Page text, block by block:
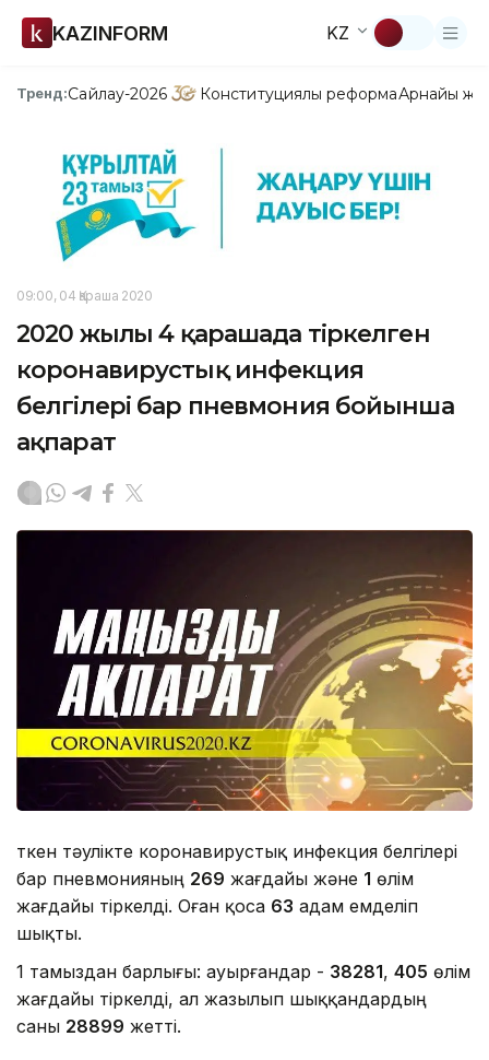
KAZINFORM KZ
Тренд:Сайлау-2026 Конституциялық реформаАрнайы
09:00, 04 Қараша 2020
2020 жылғы 4 қарашада тіркелген
коронавирустық инфекция
белгілері бар пневмония бойынша
ақпарат
Өткен тәулікте коронавирустық инфекция белгілері
бар пневмонияның 269 жағдайы және 1 өлім
жағдайы тіркелді. Оған қоса 63 адам емделіп
шықты.
1 тамыздан барлығы: ауырғандар - 38281, 405 өлім
жағдайы тіркелді, ал жазылып шыққандардың
саны 28899 жетті.